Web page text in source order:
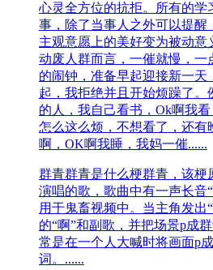
心灵全方位的抗拒。所有的学
事，除了当事人之外可以提醒
主观意愿上的美好变为被动意
动废人群而言，一催就慢，一
的闹钟，准备早起迎接新一天
起，我拒绝并且开始烦躁了。
的人，我自己看书，Ok啊我
怎么这么烦，不想看了，还有
啊，OK啊我睡，我妈一催......
群青群青是什么梗群青，该
演唱的歌，歌曲中有一声长音
用于鬼畜视频中。当主角发出
的“啊”和副歌，并把场景p成
常是在一个人大喊‌‌‌‌‌‌‌‌‌‌‌‌时将画面p
词。......